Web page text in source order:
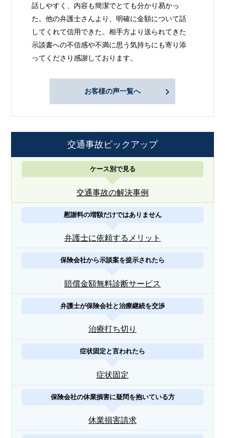
話しやすく、内容も簡潔でとても分かり易かっ
た。他の弁護士さんより、明確に金額について話
してくれて信用できた。相手方より送られてきた
示談書への不信感や不満に思う気持ちにも寄り添
ってくださり感謝しております。
お客様の声一覧へ
交通事故ピックアップ
ケース別で見る
交通事故の解決事例
慰謝料の増額だけではありません
弁護士に依頼するメリット
保険会社から示談案を提示されたら
賠償金額無料診断サービス
弁護士が保険会社と治療継続を交渉
治療打ち切り
症状固定と言われたら
症状固定
保険会社の休業損害に疑問を抱いている方
休業損害請求